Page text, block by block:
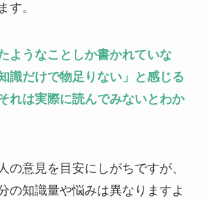
す。
ようなことしか書かれていな
識だけで物足りない」と感じる
れは実際に読んでみないとわか
の意見を目安にしがちですが、
の知識量や悩みは異なりますよ